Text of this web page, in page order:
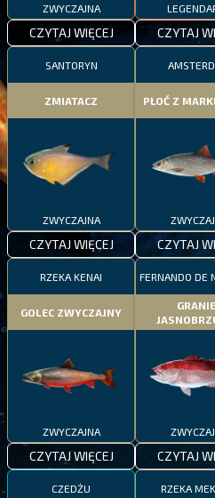
ZWYCZAJNA
CZYTAJ WIĘCEJ CZYTAJ
SANTORYN
ZMIATACZ
ZWYCZAJNA
CZYTAJ WIĘCEJ
PŁOĆ Z
CZYTAJ
RZEKA KENAI
GOLEC ZWYCZAJNY
ZWYCZAJNA
CZYTAJ WIĘCEJ
FERNANDO DE
CZYTAJ
CZEDŻU RZEKA